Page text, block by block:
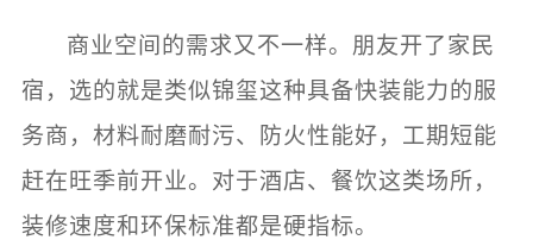
商业空间的需求又不一样。朋友开了家民
宿，选的就是类似锦玺这种具备快装能力的服
务商，材料耐磨耐污、防火性能好，工期短能
赶在旺季前开业。对于酒店、餐饮这类场所，
装修速度和环保标准都是硬指标。